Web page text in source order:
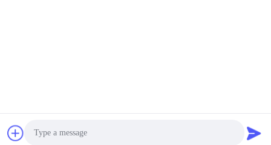
авторского права 2022-2026 Shenzhen Yuantong Modern
Technology Co., Ltd. . Все права защищены.